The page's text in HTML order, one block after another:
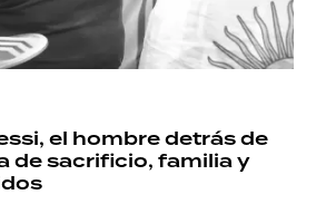
el hombre detrás de
de sacrificio, familia y